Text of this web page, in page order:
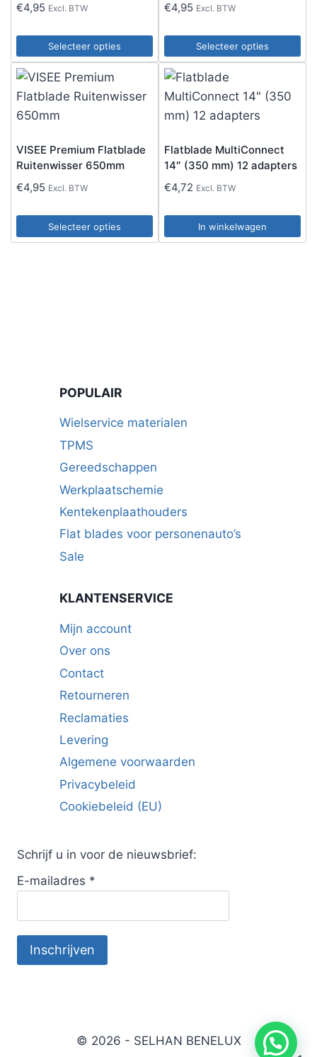
€4,95 Excl. BTW
Selecteer opties
Dit
product
heeft
meerdere
Deze
optie
gekozen
worden
€4,95 Excl. BTW
Selecteer opties
Dit
product
heeft
meerdere
Deze
optie
gekozen
worden
VISEE Premium Flatblade
Ruitenwisser 650mm
€4,95 Excl. BTW
Selecteer opties
Dit
gekozen
productpagina
Flatblade MultiConnect
14″ (350 mm) 12 adapters
€4,72 Excl. BTW
In winkelwagen
POPULAIR
Wielservice materialen
TPMS
Gereedschappen
Werkplaatschemie
Kentekenplaathouders
Flat blades voor personenauto’s
Sale
KLANTENSERVICE
Mijn account
Over ons
Contact
Retourneren
Reclamaties
Levering
Algemene voorwaarden
Privacybeleid
Cookiebeleid (EU)
Schrijf u in voor de nieuwsbrief:
E-mailadres *
© 2026 - SELHAN BENELUX